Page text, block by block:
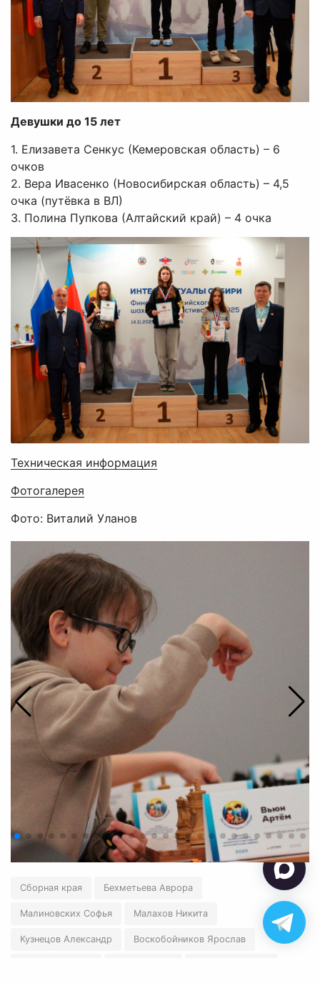
Девушки до 15 лет
1. Елизавета Сенкус (Кемеровская область) – 6
очков
2. Вера Ивасенко (Новосибирская область) – 4,5
очка (путёвка в ВЛ)
3. Полина Пупкова (Алтайский край) – 4 очка
Техническая информация
Фотогалерея
Фото: Виталий Уланов
Сборная края Бехметьева Аврора
Малиновских Софья Малахов Никита
Кузнецов Александр Воскобойников Ярослав